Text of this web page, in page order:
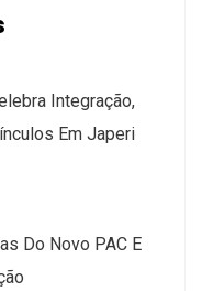
Integração,
Em Japeri
Do Novo PAC E